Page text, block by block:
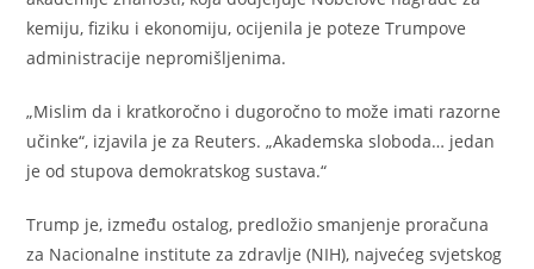
kemiju, fiziku i ekonomiju, ocijenila je poteze Trumpove
administracije nepromišljenima.
„Mislim da i kratkoročno i dugoročno to može imati razorne
učinke“, izjavila je za Reuters. „Akademska sloboda… jedan
je od stupova demokratskog sustava.“
Trump je, između ostalog, predložio smanjenje proračuna
za Nacionalne institute za zdravlje (NIH), najvećeg svjetskog